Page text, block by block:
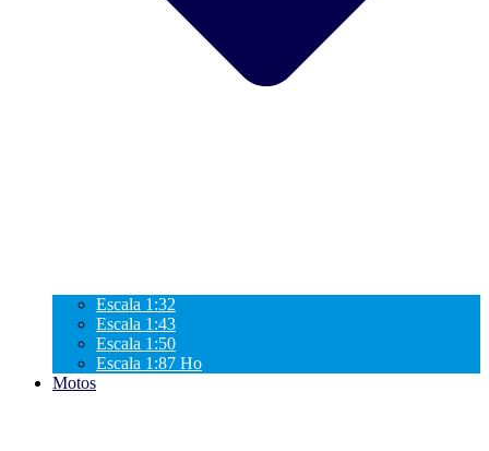
Escala 1:32
Escala 1:43
Escala 1:50
Escala 1:87 Ho
Motos